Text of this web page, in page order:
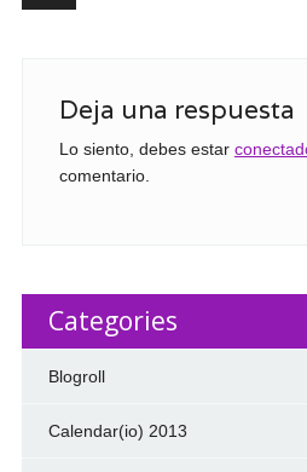
Deja una respuesta
Lo siento, debes estar
comentario.
Categories
Blogroll
Calendar(io) 2013